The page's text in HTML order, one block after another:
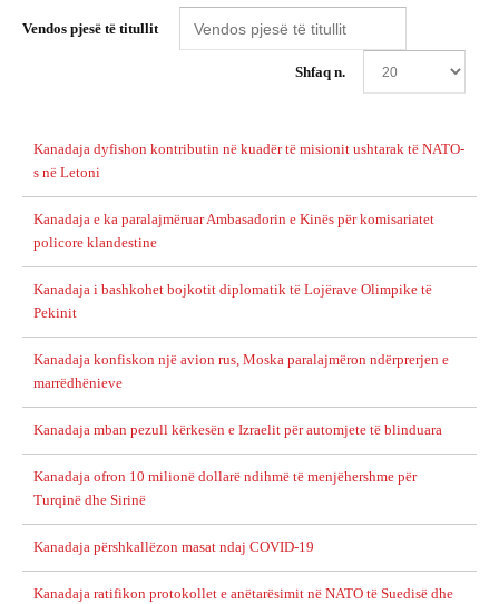
Vendos pjesë të titullit
Shfaq n.
Kanadaja dyfishon kontributin në kuadër të misionit ushtarak të NATO-
s në Letoni
Kanadaja e ka paralajmëruar Ambasadorin e Kinës për komisariatet
policore klandestine
Kanadaja i bashkohet bojkotit diplomatik të Lojërave Olimpike të
Pekinit
Kanadaja konfiskon një avion rus, Moska paralajmëron ndërprerjen e
marrëdhënieve
Kanadaja mban pezull kërkesën e Izraelit për automjete të blinduara
Kanadaja ofron 10 milionë dollarë ndihmë të menjëhershme për
Turqinë dhe Sirinë
Kanadaja përshkallëzon masat ndaj COVID-19
Kanadaja ratifikon protokollet e anëtarësimit në NATO të Suedisë dhe